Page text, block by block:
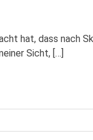
hat, dass nach
Sicht, […]